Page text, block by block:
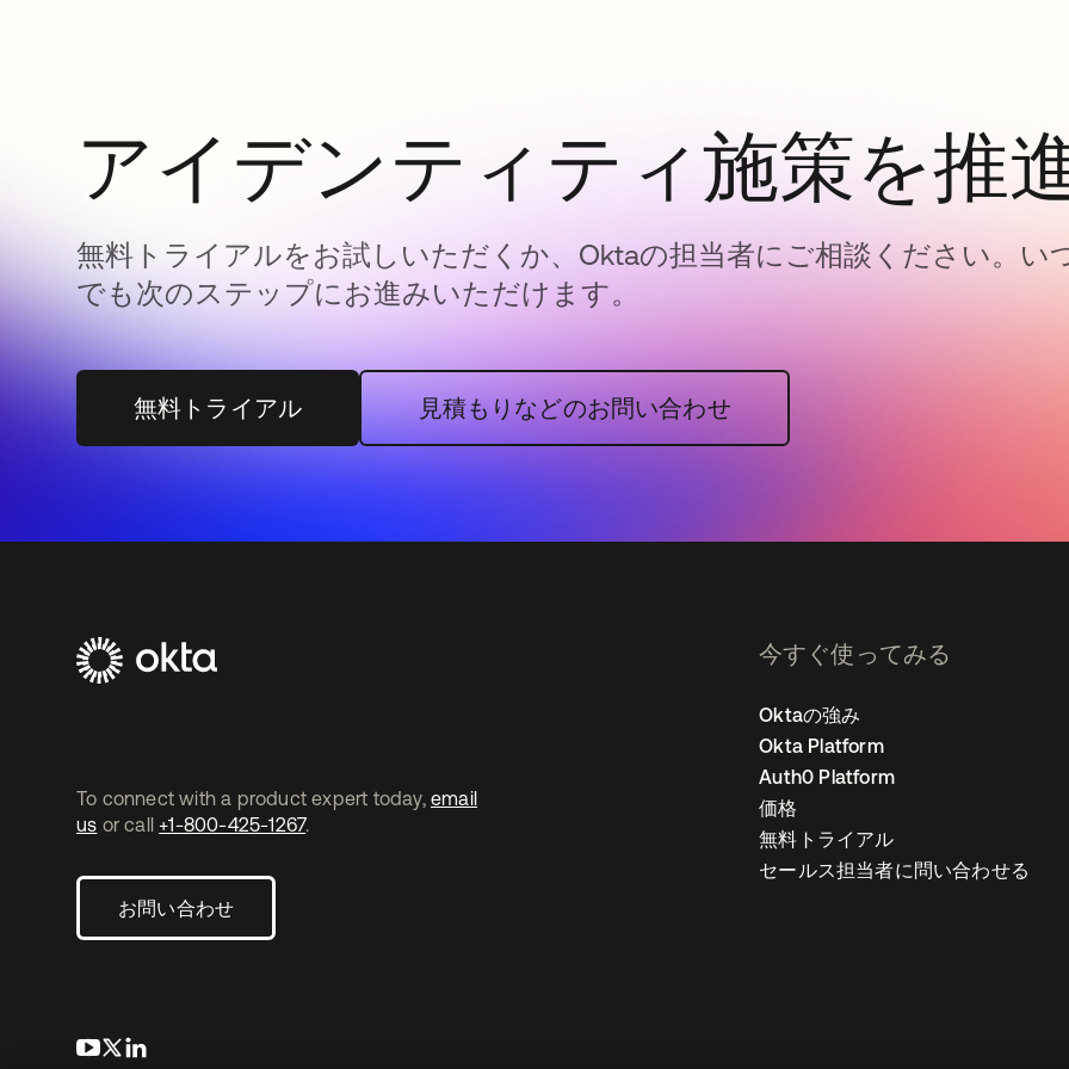
アイデンティティ施策を推
無料トライアルをお試しいただくか、Oktaの担当者にご相談ください。い
でも次のステップにお進みいただけます。
無料トライアル 見積もりなどのお問い合わせ
To connect with a product expert today, email
us or call +1-800-425-1267.
お問い合わせ
新しいタブで開く
新しいタブで開く
今すぐ使ってみる
Oktaの強み
Okta Platform
Auth0 Platform
価格
無料トライアル
セールス担当者に問い合わせる